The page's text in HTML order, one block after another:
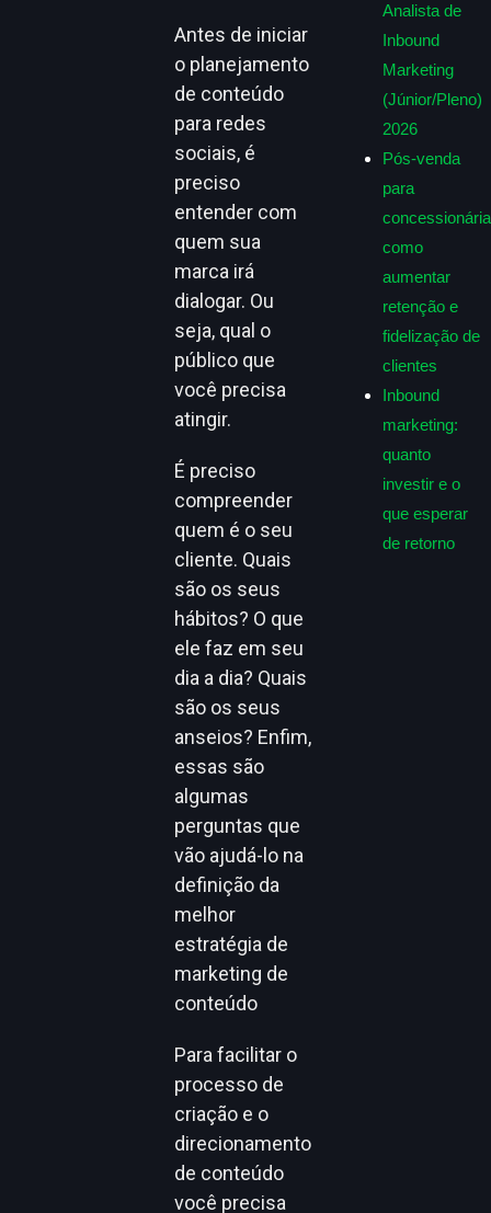
Antes de iniciar
o planejamento
de conteúdo
para redes
sociais, é
preciso
entender com
quem sua
marca irá
dialogar. Ou
seja, qual o
público que
você precisa
atingir.
É preciso
compreender
quem é o seu
cliente. Quais
são os seus
hábitos? O que
ele faz em seu
dia a dia? Quais
são os seus
anseios? Enfim,
essas são
algumas
perguntas que
vão ajudá-lo na
definição da
melhor
estratégia de
marketing de
conteúdo
Para facilitar o
processo de
criação e o
direcionamento
de conteúdo
você precisa
Analista de
Inbound
Marketing
(Júnior/Pleno)
2026
Pós-venda
para
como
aumentar
retenção e
fidelização de
clientes
Inbound
marketing:
quanto
investir e o
que esperar
de retorno